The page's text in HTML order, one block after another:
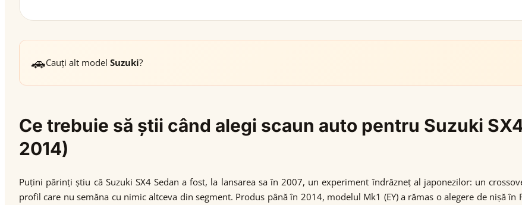
🚗Cauți alt model Suzuki?
Ce trebuie să știi când alegi scaun auto pentru Suzuki
2014)
Puțini părinți știu că Suzuki SX4 Sedan a fost, la lansarea sa în 2007, un experiment îndrăzneț al japonezilor: un
profil care nu semăna cu nimic altceva din segment. Produs până în 2014, modelul Mk1 (EY) a rămas o alegere de nișă